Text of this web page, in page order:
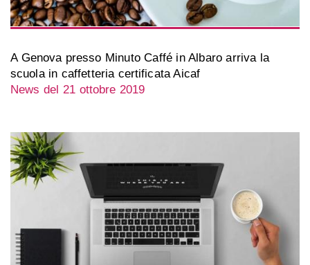
A Genova presso Minuto Caffé in Albaro arriva la
scuola in caffetteria certificata Aicaf
News del 21 ottobre 2019